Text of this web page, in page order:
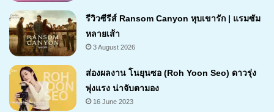
7.1
รีวิวซีรีส์ Ransom Canyon หุบเขารัก | แรมซัม
หลายเส้า
3 August 2026
ส่องผลงาน โนยุนซอ (Roh Yoon Seo) ดาวรุ่ง
พุ่งแรง น่าจับตามอง
16 June 2023